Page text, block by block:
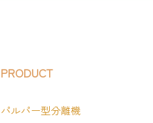
PRODUCT
パルパー型分離機